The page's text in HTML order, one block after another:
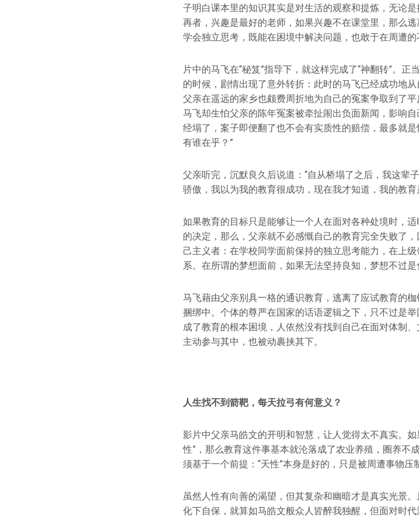
子明白课本里的知识其实是对生活的观察和提炼，无论
再者，兴趣是最好的老师，如果兴趣不在课堂里，那么
学会独立思考，既能在困境中解决问题，也敢于在周遭的
片中的马飞在“秘笈”指导下，就这样完成了“神翻转”。
的时候，剧情出现了意外转折：此时的马飞已经成功地
父亲在遥远的家乡也颇费周折地为自己的冤案争取到了
马飞却生怕父亲的陈年冤案被牵扯闹出负面新闻，影响
经塌了，案子即便翻了也不会有实质性的赔偿，最多就
有谁在乎？”
父亲听完，沉默良久后说道：“自从桥塌了之后，我这辈
骄傲，我以为我的教育很成功，现在我才知道，我的教
如果教育的目标只是能够让一个人在面对各种处境时，
的决定，那么，父亲就不必感慨自己的教育完全失败了
己主义者：在学校同学面前保持的独立思考能力，在上
系。在所谓的梦想面前，如果无法坚持良知，梦想不过是
马飞藉由父亲别具一格的通识教育，逃离了应试教育的
捆绑中。个体的尊严在国家的话语逻辑之下，只不过是
成了教育的根本困境，人依然没有找到自己在面对体制
主动参与其中，也被动裹挟其下。
人生找不到箭靶，每天拉弓有何意义 ？
影片中父亲马皓文的开明和智慧，让人觉得太不真实。如
性”，那么教育这件事基本就沦落成了农业养殖，圈养不
须基于一个前提：“天性”本身是好的，只是被周遭事物压
虽然人性有向善的渴望，但其复杂和幽暗才是真实光景
化下自保，就算如马皓文般众人皆醉我独醒，但面对时